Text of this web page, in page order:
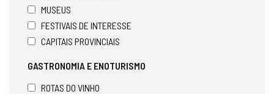
MUSEUS
FESTIVAIS DE INTERESSE
CAPITAIS PROVINCIAIS
GASTRONOMIA E ENOTURISMO
ROTAS DO VINHO